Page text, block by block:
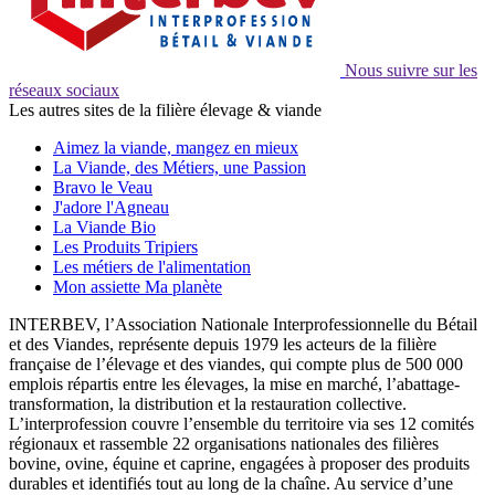
Nous suivre sur les
réseaux sociaux
Les autres sites de la filière élevage & viande
Aimez la viande, mangez en mieux
La Viande, des Métiers, une Passion
Bravo le Veau
J'adore l'Agneau
La Viande Bio
Les Produits Tripiers
Les métiers de l'alimentation
Mon assiette Ma planète
INTERBEV, l’Association Nationale Interprofessionnelle du Bétail
et des Viandes, représente depuis 1979 les acteurs de la filière
française de l’élevage et des viandes, qui compte plus de 500 000
emplois répartis entre les élevages, la mise en marché, l’abattage-
transformation, la distribution et la restauration collective.
L’interprofession couvre l’ensemble du territoire via ses 12 comités
régionaux et rassemble 22 organisations nationales des filières
bovine, ovine, équine et caprine, engagées à proposer des produits
durables et identifiés tout au long de la chaîne. Au service d’une